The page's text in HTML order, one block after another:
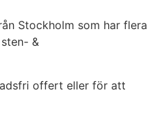
Stockholm som har flera
&
offert eller för att